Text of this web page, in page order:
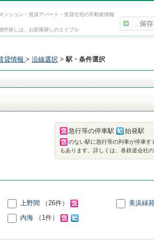
ンション・賃貸アパート・賃貸住宅の不動産情報
件探しは、お部屋探しのエイブル
貸情報 > 沿線選択 >駅・条件選択
急行等の停車駅 始発駅
のない駅に急行等の列車が停車す
もあります。詳しくは、各鉄道会社
上野間 （26件） 美浜緑
内海 （1件）